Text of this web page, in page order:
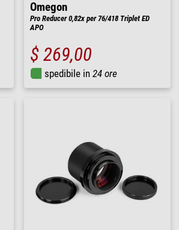
Omegon
Pro Reducer 0,82x per 76/418 Triplet ED
APO
$ 269,00
spedibile in 24 ore